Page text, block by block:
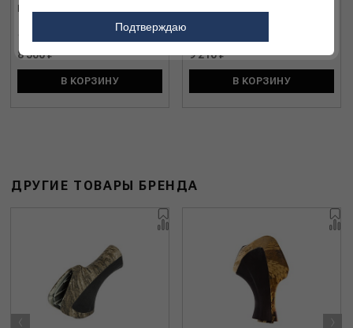
8 500 ₽
В КОРЗИНУ
9 210 ₽
В КОРЗИНУ
ДРУГИЕ ТОВАРЫ БРЕНДА
‹ ›
Подтверждаю